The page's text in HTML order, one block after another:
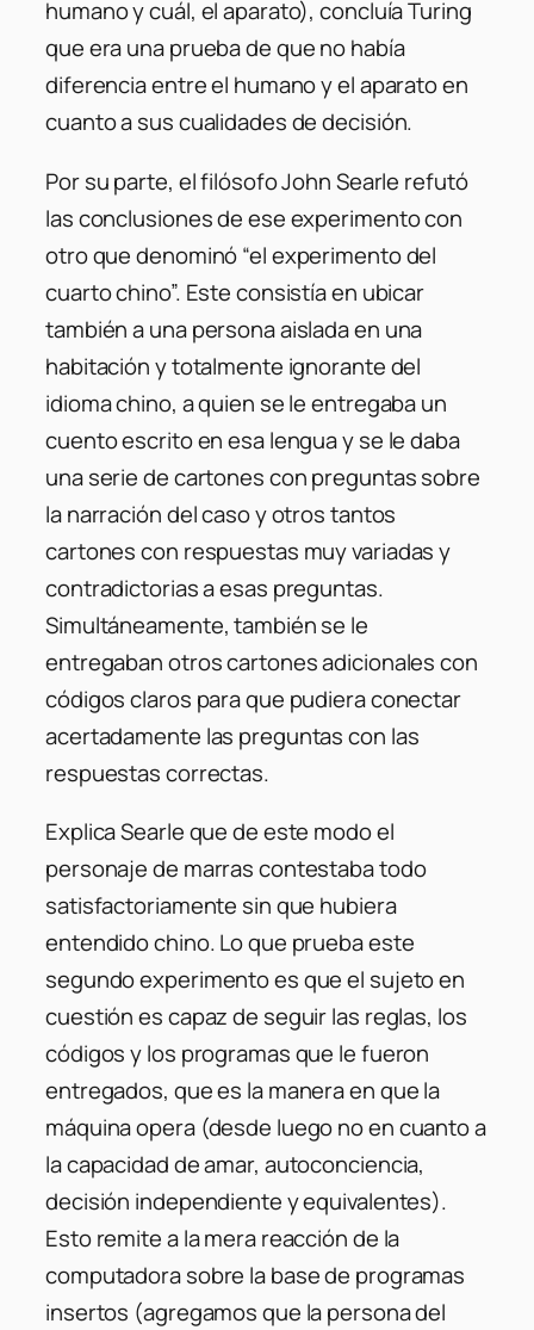
humano y cuál, el aparato), concluía Turing
que era una prueba de que no había
diferencia entre el humano y el aparato en
cuanto a sus cualidades de decisión.
Por su parte, el filósofo John Searle refutó
las conclusiones de ese experimento con
otro que denominó “el experimento del
cuarto chino”. Este consistía en ubicar
también a una persona aislada en una
habitación y totalmente ignorante del
idioma chino, a quien se le entregaba un
cuento escrito en esa lengua y se le daba
una serie de cartones con preguntas sobre
la narración del caso y otros tantos
cartones con respuestas muy variadas y
contradictorias a esas preguntas.
Simultáneamente, también se le
entregaban otros cartones adicionales con
códigos claros para que pudiera conectar
acertadamente las preguntas con las
respuestas correctas.
Explica Searle que de este modo el
personaje de marras contestaba todo
satisfactoriamente sin que hubiera
entendido chino. Lo que prueba este
segundo experimento es que el sujeto en
cuestión es capaz de seguir las reglas, los
códigos y los programas que le fueron
entregados, que es la manera en que la
máquina opera (desde luego no en cuanto a
la capacidad de amar, autoconciencia,
decisión independiente y equivalentes).
Esto remite a la mera reacción de la
computadora sobre la base de programas
insertos (agregamos que la persona del